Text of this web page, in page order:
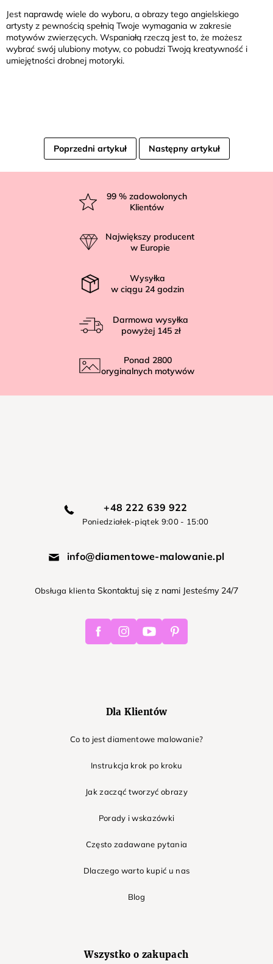
Jest naprawdę wiele do wyboru, a obrazy tego angielskiego
artysty z pewnością spełnią Twoje wymagania w zakresie
motywów zwierzęcych. Wspaniałą rzeczą jest to, że możesz
wybrać swój ulubiony motyw, co pobudzi Twoją kreatywność i
umiejętności drobnej motoryki.
Poprzedni artykuł Następny artykuł
99 % zadowolonych
Klientów
Największy producent
w Europie
Wysyłka
w ciągu 24 godzin
Darmowa wysyłka
powyżej 145 zł
Ponad 2800
oryginalnych motywów
+48 222 639 922
Poniedziałek-piątek 9:00 - 15:00
info@diamentowe-malowanie.pl
Obsługa klienta Skontaktuj się z nami Jesteśmy 24/7
FacebookInstagramYoutube Pinterest
Dla Klientów
Co to jest diamentowe malowanie?
Instrukcja krok po kroku
Jak zacząć tworzyć obrazy
Porady i wskazówki
Często zadawane pytania
Dlaczego warto kupić u nas
Blog
Wszystko o zakupach